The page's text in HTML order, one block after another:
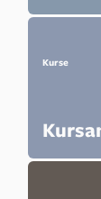
Kurse